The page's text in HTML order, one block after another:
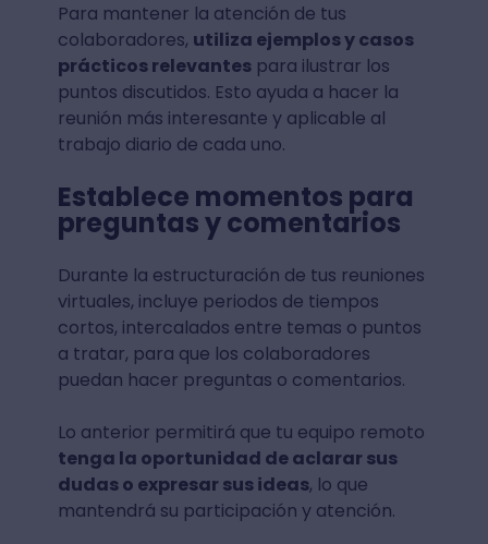
Para mantener la atención de tus
colaboradores, utiliza ejemplos y casos
prácticos relevantespara ilustrar los
puntos discutidos. Esto ayuda a hacer la
reunión más interesante y aplicable al
trabajo diario de cada uno.
Establece momentos para
preguntas y comentarios
Durante la estructuración de tus reuniones
virtuales, incluye periodos de tiempos
cortos, intercalados entre temas o puntos
a tratar, para que los colaboradores
puedan hacer preguntas o comentarios.
Lo anterior permitirá que tu equipo remoto
tenga la oportunidad de aclarar sus
dudas o expresar sus ideas, lo que
mantendrá su participación y atención.